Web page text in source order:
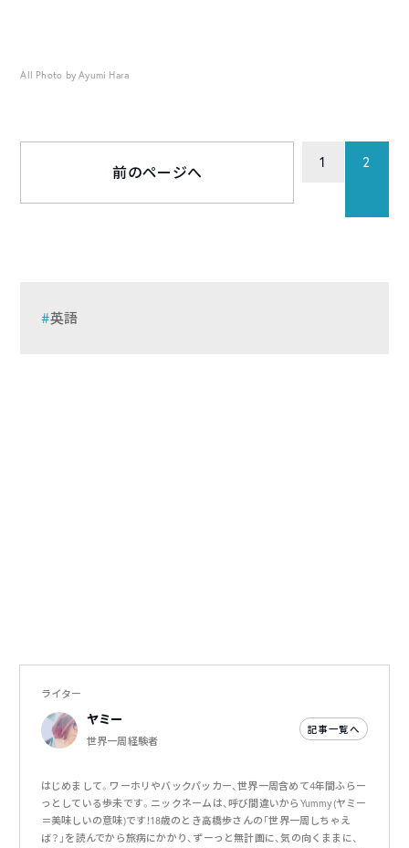
All Photo by Ayumi Hara
前のページへ
1 2
英語
ライター
ヤミー
世界一周経験者
記事一覧へ
はじめまして。ワーホリやバックパッカー、世界一周含めて4年間ふらー
っとしている歩未です。ニックネームは、呼び間違いからYummy(ヤミー
＝美味しいの意味)です！18歳のとき高橋歩さんの「世界一周しちゃえ
ば？」を読んでから旅病にかかり、ずーっと無計画に、気の向くままに、